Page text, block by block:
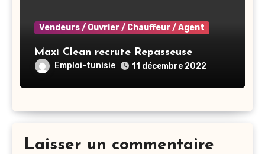
Vendeurs / Ouvrier / Chauffeur / Agent
Maxi Clean recrute Repasseuse
Emploi-tunisie 11 décembre 2022
Laisser un commentaire